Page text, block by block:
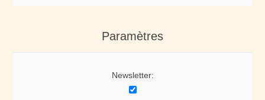
Paramètres
Newsletter: